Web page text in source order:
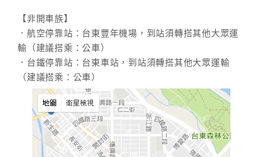
【非開車族】
．航空停靠站：台東豐年機場，到站須轉搭其他大眾運
輸（建議搭乘：公車）
．台鐵停靠站：台東車站，到站須轉搭其他大眾運輸
（建議搭乘：公車）